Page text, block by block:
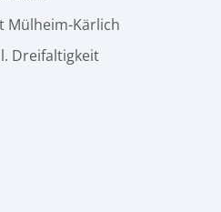
Mülheim-Kärlich
Dreifaltigkeit